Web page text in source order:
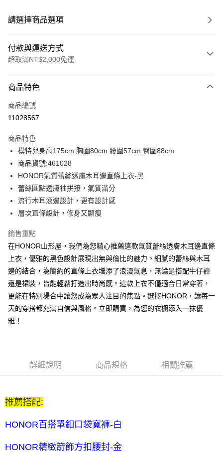
請選擇商品選項
付款與運送方式
超取滿NT$2,000免運
信用卡一次付款
超商取貨付款
Apple Pay
街口支付
悠遊付
Google Pay
運送方式
全家取貨付款 -訂單滿 $2000 元即享免運服務，未滿則另收
$80 元物流費用。
每筆NT$80，滿NT$2,000(含以上)免運費
全家付款後取貨-訂單滿 $2000 元即享免運服務-未滿則另收
$80 元物流費
元物流費
7-11付款後取貨-訂單滿 $2000 元即享免運服務-未滿則另收
$80 元物流費
每筆NT$80，滿NT$2,000(含以上)免運費
宅配送到家-訂單滿 $2000 元即享免運服務-未滿則另收 $120 元物
商品特色
商品編號
11028567
商品特色
模特兒身高175cm 胸圍80cm 腰圍57cm 臀圍88cm
商品貨號:461028
HONOR氣質蕾絲透膚木耳邊直條上衣-黑
蕾絲圓點透膚袖拼接，氣質滿分
流行木耳滾邊設計，更有設計感
層次直條設計，修身又顯瘦
銷售重點
在HONOR山形屋，我們為您精心推薦這款氣質蕾絲透膚木耳邊直條
上衣，優雅的黑色設計展現出無與倫比的魅力。細膩的蕾絲與木耳
邊的結合，為簡約的直條上衣增添了浪漫氣息，無論是搭配牛仔褲
還是裙裝，皆能輕鬆打造出時尚感。這款上衣不僅適合日常穿著，
更能在特別場合中讓您成為眾人注目的焦點。選擇HONOR，讓每一
天的穿搭都充滿自信與風格。立即購買，為您的衣櫥添入一抹優
雅！
詳細說明 商品規格 相關推薦
推薦搭配:
HONOR百搭單釦口袋寬褲-白
HONOR精緻箭飾方扣腰封-金